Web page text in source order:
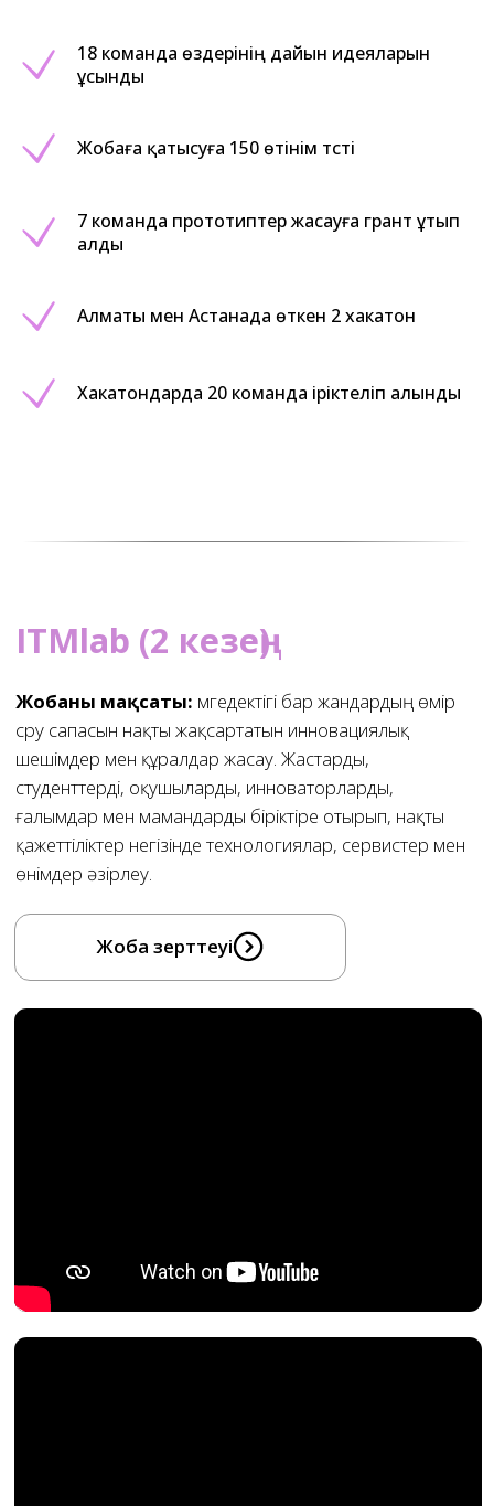
18 команда өздерінің дайын идеяларын
ұсынды
Жобаға қатысуға 150 өтінім түсті
7 команда прототиптер жасауға грант ұтып
алды
Алматы мен Астанада өткен 2 хакатон
Хакатондарда 20 команда іріктеліп алынды
Жоба серіктестер:
EcoBusinessLab (2кезең)